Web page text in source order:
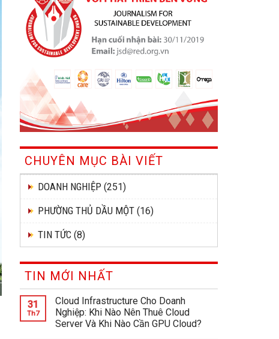
CHUYÊN MỤC BÀI VIẾT
DOANH NGHIỆP (251)
PHƯỜNG THỦ DẦU MỘT (16)
TIN TỨC (8)
TIN MỚI NHẤT
31
Th7
Cloud Infrastructure Cho Doanh
Nghiệp: Khi Nào Nên Thuê Cloud
Server Và Khi Nào Cần GPU Cloud?